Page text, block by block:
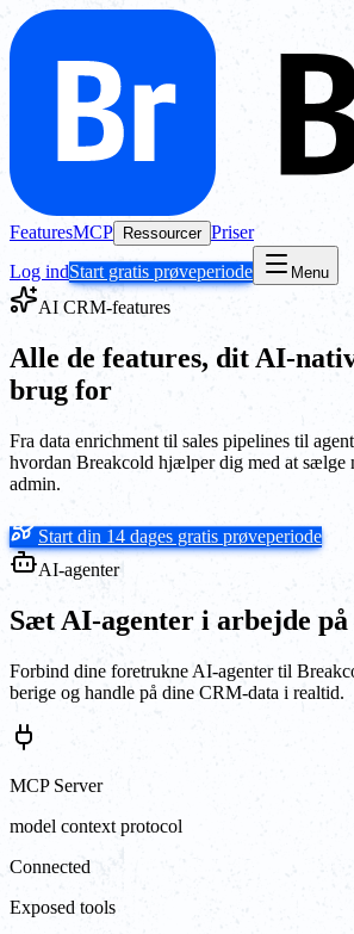
FeaturesMCP Ressourcer Priser
Log indStart gratis prøveperiode Menu
AI CRM-features
Alle de features, dit AI-
brug for
Fra data enrichment til sales pipelines til
hvordan Breakcold hjælper dig med at sælge
admin.
Start din 14 dages gratis prøveperiode
AI-agenter
Sæt AI-agenter i arbejde
Forbind dine foretrukne AI-agenter til
berige og handle på dine CRM-data i realtid.
MCP Server
model context protocol
Connected
Exposed tools